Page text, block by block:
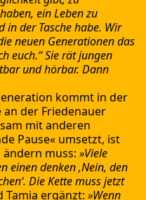
ein Leben zu
in der Tasche habe. Wir
neuen Generationen das
euch.“ Sie rät jungen
und hörbar. Dann
kommt in der
an der Friedenauer
mit anderen
Pause« umsetzt, ist
ändern muss: »Viele
einen denken ‚Nein, den
Die Kette muss jetzt
Tamia ergänzt: »Wenn